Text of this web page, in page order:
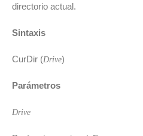
directorio actual.
Sintaxis
CurDir (Drive)
Parámetros
Drive